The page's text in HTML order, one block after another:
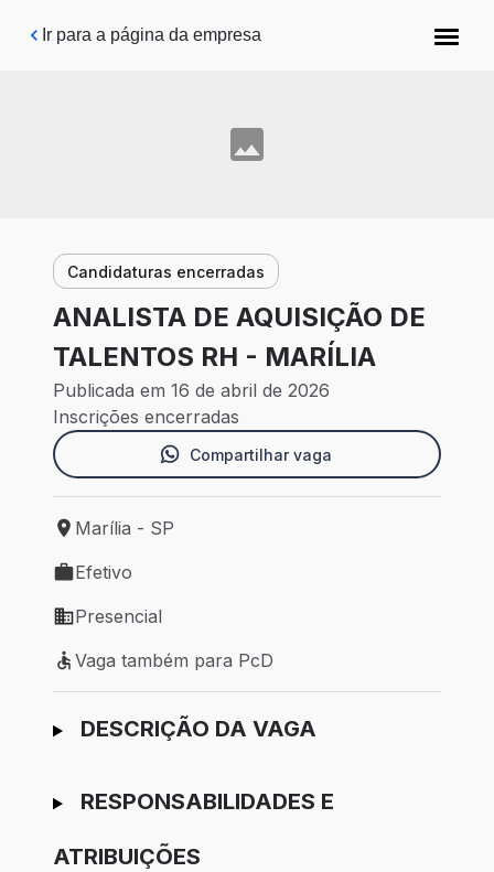
Pular para o conteúdo principal
Ir para a página da empresa
Candidaturas encerradas
ANALISTA DE AQUISIÇÃO DE
TALENTOS RH - MARÍLIA
Publicada em 16 de abril de 2026
Inscrições encerradas
Compartilhar vaga
Local de trabalho: Marília - SP
Marília - SP
Tipo de vaga: Efetivo
Efetivo
Modelo de trabalho: Presencial
Presencial
Vaga também para PcD
Vaga também para PcD
Ir para candidatura
DESCRIÇÃO DA VAGA
RESPONSABILIDADES E
ATRIBUIÇÕES